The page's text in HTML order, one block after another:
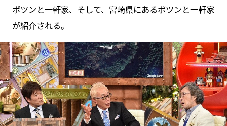
ポツンと一軒家、そして、宮崎県にあるポツンと一軒家
が紹介される。